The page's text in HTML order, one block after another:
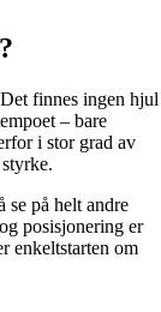
finnes ingen hjul
– bare
i stor grad av
se på helt andre
posisjonering er
enkeltstarten om